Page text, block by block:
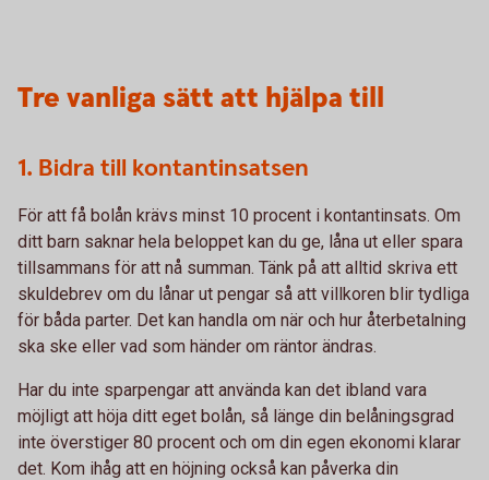
Tre vanliga sätt att hjälpa till
1. Bidra till kontantinsatsen
För att få bolån krävs minst 10 procent i kontantinsats. Om
ditt barn saknar hela beloppet kan du ge, låna ut eller spara
tillsammans för att nå summan. Tänk på att alltid skriva ett
skuldebrev om du lånar ut pengar så att villkoren blir tydliga
för båda parter. Det kan handla om när och hur återbetalning
ska ske eller vad som händer om räntor ändras.
Har du inte sparpengar att använda kan det ibland vara
möjligt att höja ditt eget bolån, så länge din belåningsgrad
inte överstiger 80 procent och om din egen ekonomi klarar
det. Kom ihåg att en höjning också kan påverka din